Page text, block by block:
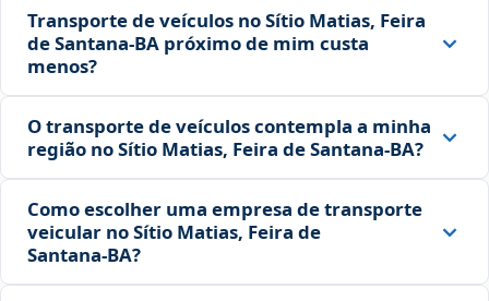
Transporte de veículos no Sítio Matias, Feira
de Santana‑BA próximo de mim custa
menos?
O transporte de veículos contempla a minha
região no Sítio Matias, Feira de Santana‑BA?
Como escolher uma empresa de transporte
veicular no Sítio Matias, Feira de
Santana‑BA?